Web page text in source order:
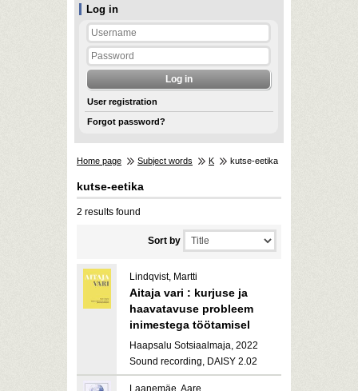
Log in
User registration
Forgot password?
Home page Subject words K kutse-eetika
kutse-eetika
2 results found
Sort by
Lindqvist, Martti
Aitaja vari : kurjuse ja
haavatavuse probleem
inimestega töötamisel
Haapsalu Sotsiaalmaja, 2022
Sound recording, DAISY 2.02
Laanemäe, Aare